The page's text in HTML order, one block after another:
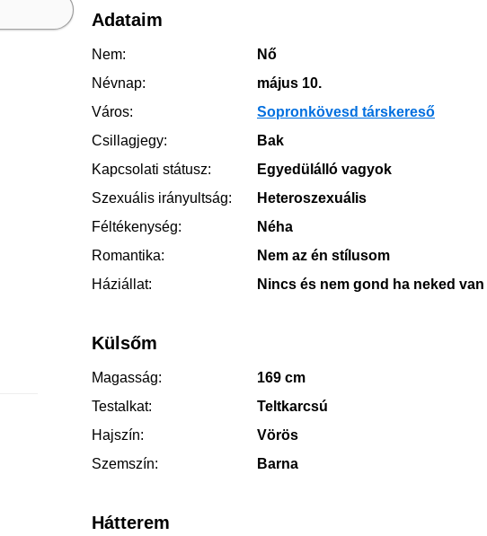
Adataim
Nem:
Nő
Névnap:
május 10.
Város:
Sopronkövesd társkereső
Csillagjegy:
Bak
Kapcsolati státusz:
Egyedülálló vagyok
Szexuális irányultság:
Heteroszexuális
Féltékenység:
Néha
Romantika:
Nem az én stílusom
Háziállat:
Nincs és nem gond ha neked van
Külsőm
Magasság:
169 cm
Testalkat:
Teltkarcsú
Hajszín:
Vörös
Szemszín:
Barna
Hátterem